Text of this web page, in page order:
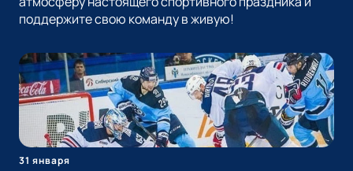
поддержите свою команду в живую!
31 января